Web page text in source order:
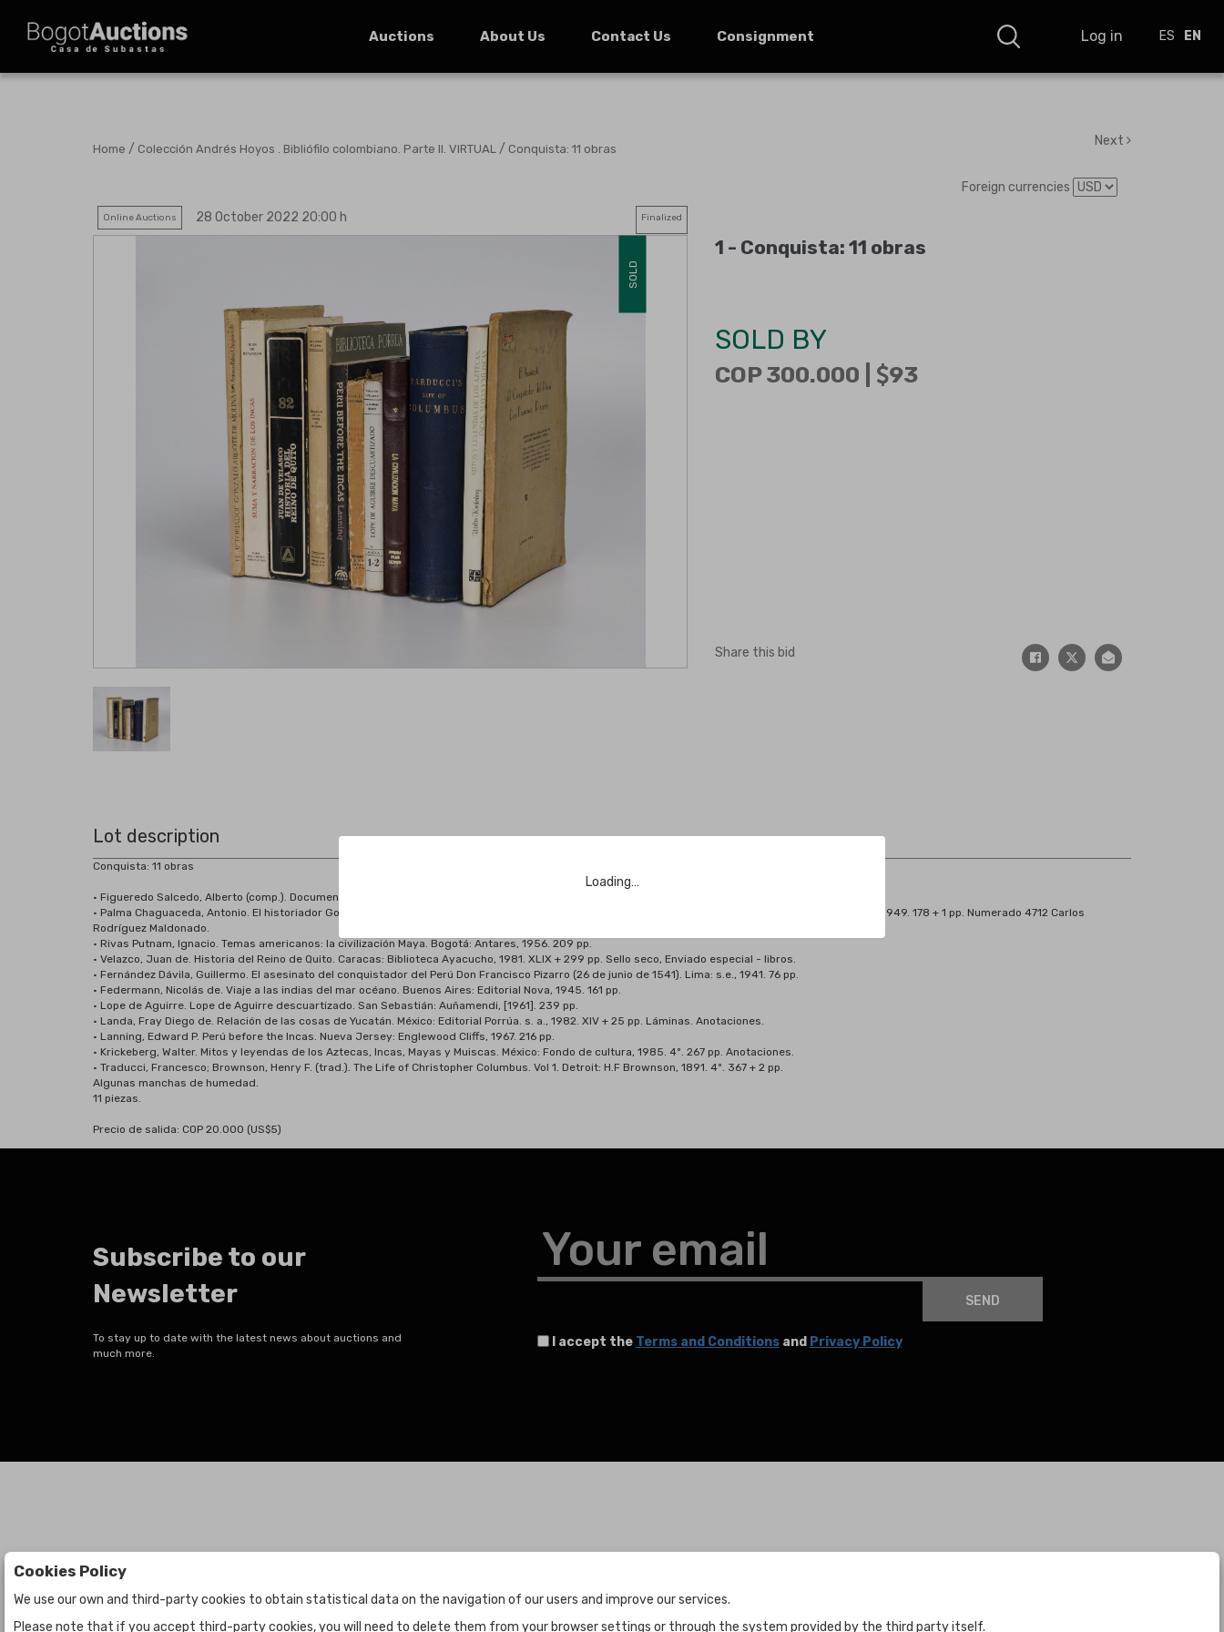
Loading…
Auctions About Us Contact Us Consignment Log in ES EN
Home / Colección Andrés Hoyos . Bibliófilo colombiano. Parte II. VIRTUAL / Conquista: 11 obras
Next
Foreign currencies
Online Auctions 28 October 2022 20:00 h Finalized
SOLD
1 - Conquista: 11 obras
SOLD BY
COP 300.000 | 93
Share this bid
Lot description
Conquista: 11 obras
• Figueredo Salcedo, Alberto (comp.). Documentos para una biografía. Bogotá: Imprenta municipal, 1949. 398 pp.
• Palma Chaguaceda, Antonio. El historiador Gonzalo Argote de Molina. Madrid: Consejo Superior Investigaciones Científicas, Instituto Jerónimo Zurita, 1949. 178 + 1 pp. Numerado 4712 Carlos
Rodríguez Maldonado.
• Rivas Putnam, Ignacio. Temas americanos: la civilización Maya. Bogotá: Antares, 1956. 209 pp.
• Velazco, Juan de. Historia del Reino de Quito. Caracas: Biblioteca Ayacucho, 1981. XLIX + 299 pp. Sello seco, Enviado especial - libros.
• Fernández Dávila, Guillermo. El asesinato del conquistador del Perú Don Francisco Pizarro (26 de junio de 1541). Lima: s.e., 1941. 76 pp.
• Federmann, Nicolás de. Viaje a las indias del mar océano. Buenos Aires: Editorial Nova, 1945. 161 pp.
• Lope de Aguirre. Lope de Aguirre descuartizado. San Sebastián: Auñamendi, [1961]. 239 pp.
• Landa, Fray Diego de. Relación de las cosas de Yucatán. México: Editorial Porrúa. s. a., 1982. XIV + 25 pp. Láminas. Anotaciones.
• Lanning, Edward P. Perú before the Incas. Nueva Jersey: Englewood Cliffs, 1967. 216 pp.
• Krickeberg, Walter. Mitos y leyendas de los Aztecas, Incas, Mayas y Muiscas. México: Fondo de cultura, 1985. 4º. 267 pp. Anotaciones.
• Traducci, Francesco; Brownson, Henry F. (trad.). The Life of Christopher Columbus. Vol 1. Detroit: H.F Brownson, 1891. 4º. 367 + 2 pp.
Algunas manchas de humedad.
11 piezas.
Precio de salida: COP 20.000 (US$5)
Subscribe to our
Newsletter
To stay up to date with the latest news about auctions and
much more.
Your email
SEND
I accept the Terms and Conditionsand Privacy Policy
Auctions
Auctions
Historic
About Us
Contact Us
Terms and Conditions
Privacy Policy
Cookies Policy
We use our own and third-party cookies to obtain statistical data on the navigation of our users and improve our services.
Please note that if you accept third-party cookies, you will need to delete them from your browser settings or through the system provided by the third party itself.